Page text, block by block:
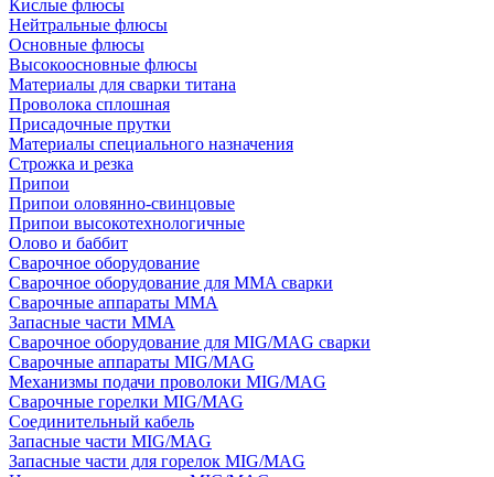
Кислые флюсы
Нейтральные флюсы
Основные флюсы
Высокоосновные флюсы
Материалы для сварки титана
Проволока сплошная
Присадочные прутки
Материалы специального назначения
Строжка и резка
Припои
Припои оловянно-свинцовые
Припои высокотехнологичные
Олово и баббит
Сварочное оборудование
Сварочное оборудование для MMA сварки
Сварочные аппараты MMA
Запасные части MMA
Сварочное оборудование для MIG/MAG сварки
Сварочные аппараты MIG/MAG
Механизмы подачи проволоки MIG/MAG
Сварочные горелки MIG/MAG
Соединительный кабель
Запасные части MIG/MAG
Запасные части для горелок MIG/MAG